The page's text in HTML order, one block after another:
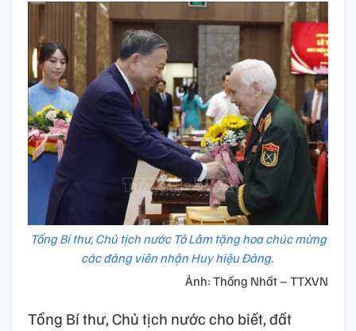
Tổng Bí thư, Chủ tịch nước Tô Lâm tặng hoa chúc mừng
các đảng viên nhận Huy hiệu Đảng.
Ảnh: Thống Nhất – TTXVN
Tổng Bí thư, Chủ tịch nước cho biết, đất